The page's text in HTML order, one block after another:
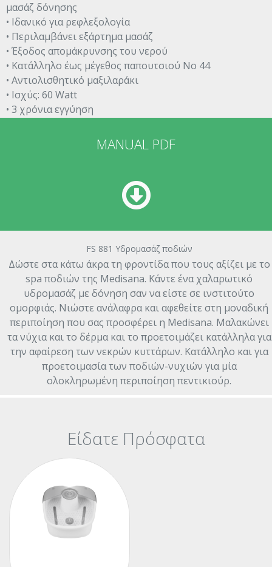
μασάζ δόνησης
• Ιδανικό για ρεφλεξολογία
• Περιλαμβάνει εξάρτημα μασάζ
• Έξοδος απομάκρυνσης του νερού
• Κατάλληλο έως μέγεθος παπουτσιού Νο 44
• Αντιολισθητικό μαξιλαράκι
• Ισχύς: 60 Watt
• 3 χρόνια εγγύηση
MANUAL PDF
FS 881 Υδρομασάζ ποδιών
Δώστε στα κάτω άκρα τη φροντίδα που τους αξίζει με το
spa ποδιών της Medisana. Κάντε ένα χαλαρωτικό
υδρομασάζ με δόνηση σαν να είστε σε ινστιτούτο
ομορφιάς. Νιώστε ανάλαφρα και αφεθείτε στη μοναδική
περιποίηση που σας προσφέρει η Medisana. Μαλακώνει
τα νύχια και το δέρμα και το προετοιμάζει κατάλληλα για
την αφαίρεση των νεκρών κυττάρων. Κατάλληλο και για
προετοιμασία των ποδιών-νυχιών για μία
ολοκληρωμένη περιποίηση πεντικιούρ.
Είδατε Πρόσφατα